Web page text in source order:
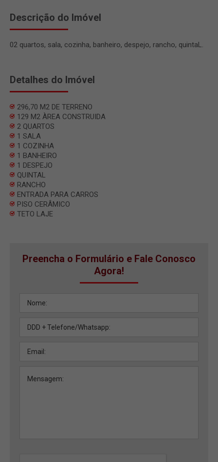
Descrição do Imóvel
02 quartos, sala, cozinha, banheiro, despejo, rancho, quintaL.
Detalhes do Imóvel
296,70 M2 DE TERRENO
129 M2 ÀREA CONSTRUIDA
2 QUARTOS
1 SALA
1 COZINHA
1 BANHEIRO
1 DESPEJO
QUINTAL
RANCHO
ENTRADA PARA CARROS
PISO CERÂMICO
TETO LAJE
Preencha o Formulário e Fale Conosco
Agora!